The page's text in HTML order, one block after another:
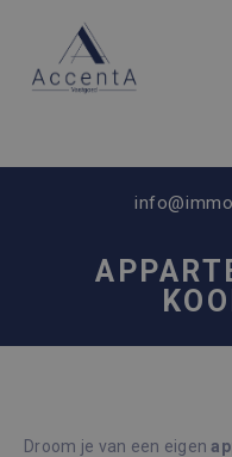
Droom je van een eigen